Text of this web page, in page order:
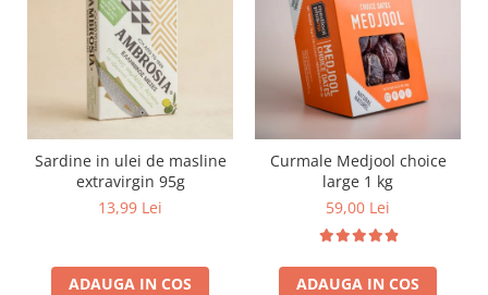
Sardine in ulei de masline
extravirgin 95g
13,99 Lei
ADAUGA IN COS
Curmale Medjool choice
large 1 kg
59,00 Lei
ADAUGA IN COS